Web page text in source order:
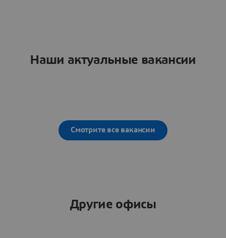
Наши актуальные вакансии
Смотрите все вакансии
Другие офисы